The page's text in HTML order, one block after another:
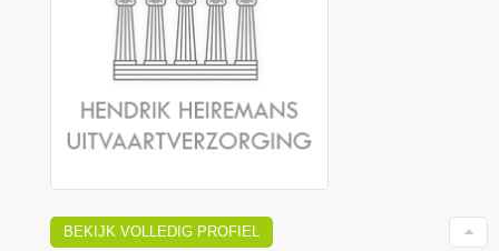
BEKIJK VOLLEDIG PROFIEL